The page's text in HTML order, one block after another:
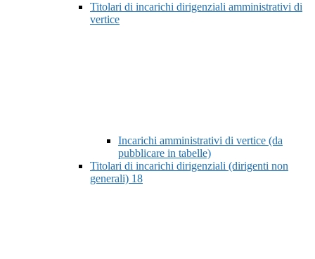
Titolari di incarichi dirigenziali amministrativi di
vertice
Incarichi amministrativi di vertice (da
pubblicare in tabelle)
Titolari di incarichi dirigenziali (dirigenti non
generali) 18